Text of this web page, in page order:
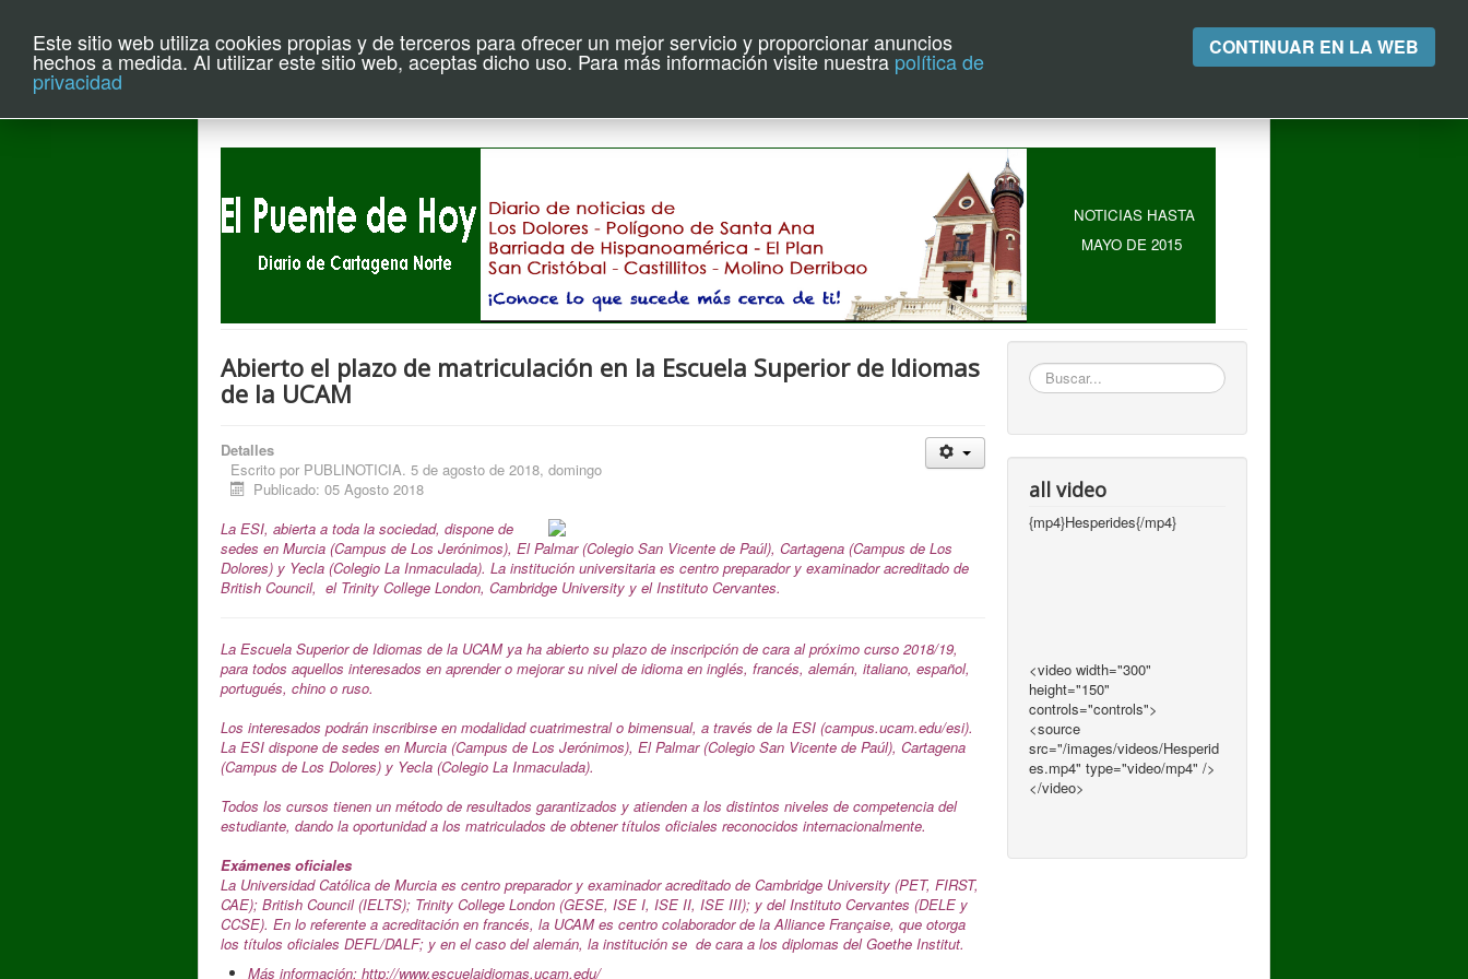
Archivo el Puente de Hoy
NOTICIAS HASTA
MAYO DE 2015
Abierto el plazo de matriculación en la Escuela Superior de Idiomas
de la UCAM
Detalles
Escrito por PUBLINOTICIA. 5 de agosto de 2018, domingo
Publicado: 05 Agosto 2018
La ESI, abierta a toda la sociedad, dispone de
sedes en Murcia (Campus de Los Jerónimos), El Palmar (Colegio San Vicente de Paúl), Cartagena (Campus de Los
Dolores) y Yecla (Colegio La Inmaculada). La institución universitaria es centro preparador y examinador acreditado de
British Council, el Trinity College London, Cambridge University y el Instituto Cervantes.
La Escuela Superior de Idiomas de la UCAM ya ha abierto su plazo de inscripción de cara al próximo curso 2018/19,
para todos aquellos interesados en aprender o mejorar su nivel de idioma en inglés, francés, alemán, italiano, español,
portugués, chino o ruso.
Los interesados podrán inscribirse en modalidad cuatrimestral o bimensual, a través de la ESI (campus.ucam.edu/esi).
La ESI dispone de sedes en Murcia (Campus de Los Jerónimos), El Palmar (Colegio San Vicente de Paúl), Cartagena
(Campus de Los Dolores) y Yecla (Colegio La Inmaculada).
Todos los cursos tienen un método de resultados garantizados y atienden a los distintos niveles de competencia del
estudiante, dando la oportunidad a los matriculados de obtener títulos oficiales reconocidos internacionalmente.
Exámenes oficiales
La Universidad Católica de Murcia es centro preparador y examinador acreditado de Cambridge University (PET, FIRST,
CAE); British Council (IELTS); Trinity College London (GESE, ISE I, ISE II, ISE III); y del Instituto Cervantes (DELE y
CCSE). En lo referente a acreditación en francés, la UCAM es centro colaborador de la Alliance Française, que otorga
los títulos oficiales DEFL/DALF; y en el caso del alemán, la institución se de cara a los diplomas del Goethe Institut.
Más información: http://www.escuelaidiomas.ucam.edu/
Buscar
all video
{mp4}Hesperides{/mp4}
<video width="300"
height="150"
controls="controls">
<source
src="/images/videos/Hesperid
es.mp4" type="video/mp4" />
</video>
Este sitio web utiliza cookies propias y de terceros para ofrecer un mejor servicio y proporcionar anuncios
hechos a medida. Al utilizar este sitio web, aceptas dicho uso. Para más información visite nuestra política de
privacidad
CONTINUAR EN LA WEB